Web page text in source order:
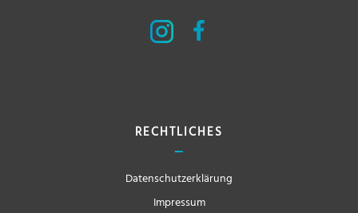
RECHTLICHES
Datenschutzerklärung
Impressum